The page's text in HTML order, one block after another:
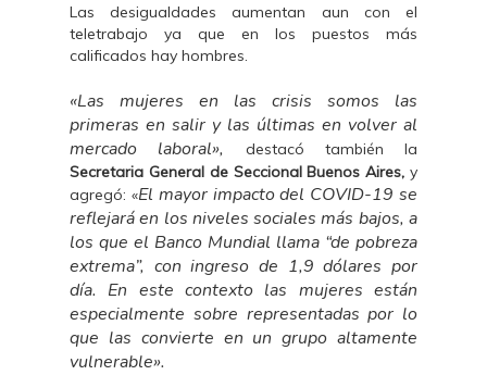
Las desigualdades aumentan aun con el
teletrabajo ya que en los puestos más
calificados hay hombres.
«Las mujeres en las crisis somos las
primeras en salir y las últimas en volver al
mercado laboral», destacó también la
Secretaria General de Seccional Buenos Aires, y
agregó: «El mayor impacto del COVID-19 se
reflejará en los niveles sociales más bajos, a
los que el Banco Mundial llama “de pobreza
extrema”, con ingreso de 1,9 dólares por
día. En este contexto las mujeres están
especialmente sobre representadas por lo
que las convierte en un grupo altamente
vulnerable».